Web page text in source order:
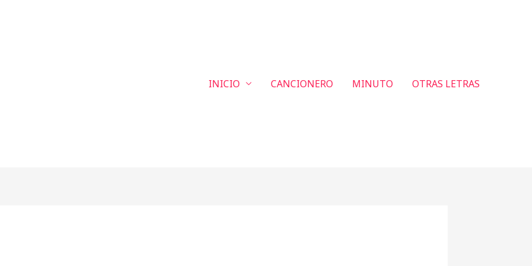
INICIO CANCIONERO MINUTO OTRAS LETRAS